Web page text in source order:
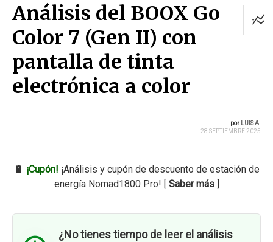
Análisis del BOOX Go
Color 7 (Gen II) con
pantalla de tinta
electrónica a color
por LUIS A.
28 SEPTIEMBRE 2025
🔋 ¡Cupón! ¡Análisis y cupón de descuento de estación de
energía Nomad1800 Pro! [ Saber más]
¿No tienes tiempo de leer el análisis